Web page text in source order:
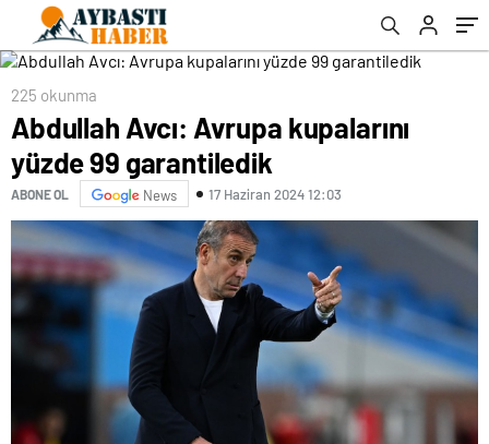
225 okunma
Abdullah Avcı: Avrupa kupalarını
yüzde 99 garantiledik
ABONE OL News 17 Haziran 2024 12:03